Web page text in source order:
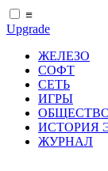
≡
Upgrade
ЖЕЛЕЗО
СОФТ
СЕТЬ
ИГРЫ
ИСТОРИЯ
ЖУРНАЛ